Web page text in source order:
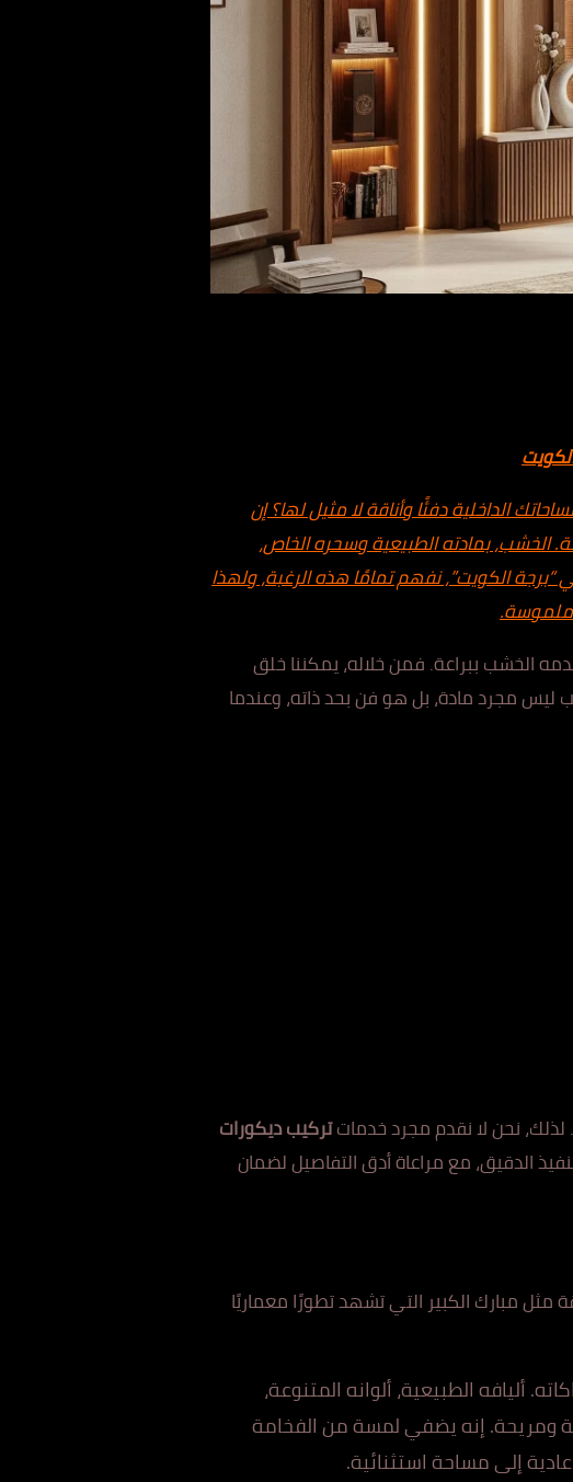
الداخلية دفئًا وأناقة لا مثيل لها؟ إن
الخشب، بمادته الطبيعية وسحره الخاص،
الكويت”، نفهم تمامًا هذه الرغبة، ولهذا
ملموسة.
الخشب ببراعة. فمن خلاله، يمكننا خلق
ليس مجرد مادة، بل هو فن بحد ذاته، وعندما
نحن لا نقدم مجرد خدماتتركيب ديكورات
الدقيق، مع مراعاة أدق التفاصيل لضمان
مثل مبارك الكبير التي تشهد تطورًا معماريًا
أليافه الطبيعية، ألوانه المتنوعة،
ومريحة. إنه يضفي لمسة من الفخامة
إلى مساحة استثنائية.